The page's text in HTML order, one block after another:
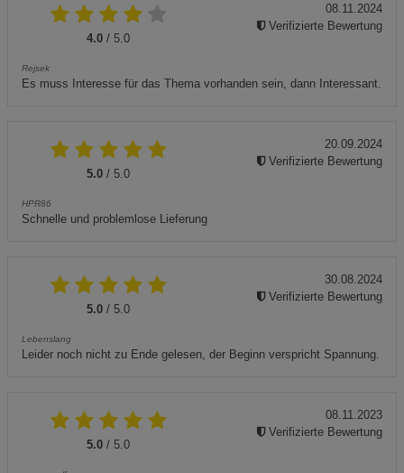
4.0 / 5.0
Rejsek
Es muss Interesse für das Thema vorhanden sein, dann Interessant.
08.11.2024
Verifizierte Bewertung
5.0 / 5.0
HPR86
Schnelle und problemlose Lieferung
20.09.2024
Verifizierte Bewertung
5.0 / 5.0
Lebenslang
Leider noch nicht zu Ende gelesen, der Beginn verspricht Spannung.
30.08.2024
Verifizierte Bewertung
5.0 / 5.0
08.11.2023
Verifizierte Bewertung